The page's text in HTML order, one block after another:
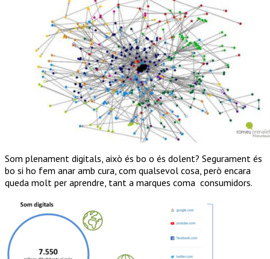
Som plenament digitals, això és bo o és dolent? Segurament és
bo si ho fem anar amb cura, com qualsevol cosa, però encara
queda molt per aprendre, tant a marques coma consumidors.